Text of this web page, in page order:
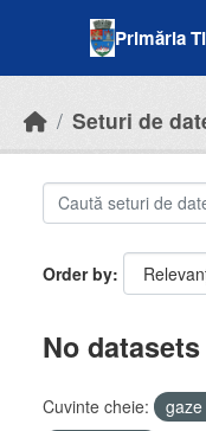
Primăria
Seturi de
Order by
No
Cuvinte cheie: